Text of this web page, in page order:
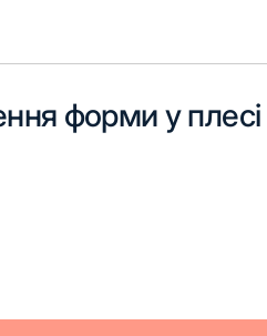
форми у плесі